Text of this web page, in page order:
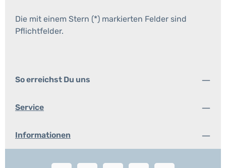
Die mit einem Stern (*) markierten Felder sind
Pflichtfelder.
So erreichst Du uns
Service
Informationen